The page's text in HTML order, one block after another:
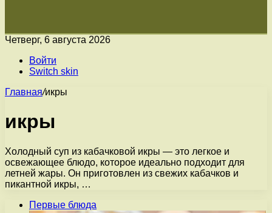
Четверг, 6 августа 2026
Войти
Switch skin
Главная/икры
икры
Холодный суп из кабачковой икры — это легкое и
освежающее блюдо, которое идеально подходит для
летней жары. Он приготовлен из свежих кабачков и
пикантной икры, …
Первые блюда